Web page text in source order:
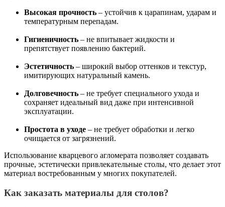
Высокая прочность – устойчив к царапинам, ударам и
температурным перепадам.
Гигиеничность – не впитывает жидкости и
препятствует появлению бактерий.
Эстетичность – широкий выбор оттенков и текстур,
имитирующих натуральный камень.
Долговечность – не требует специального ухода и
сохраняет идеальный вид даже при интенсивной
эксплуатации.
Простота в уходе – не требует обработки и легко
очищается от загрязнений.
Использование кварцевого агломерата позволяет создавать
прочные, эстетически привлекательные столы, что делает этот
материал востребованным у многих покупателей.
Как заказать материалы для столов?